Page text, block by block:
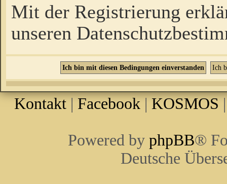
Mit der Registrierung
unseren
Kontakt | Facebook | KOSMOS
Powered by phpBB®
Deutsche